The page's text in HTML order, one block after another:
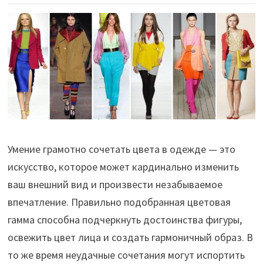
Умение грамотно сочетать цвета в одежде — это
искусство, которое может кардинально изменить
ваш внешний вид и произвести незабываемое
впечатление. Правильно подобранная цветовая
гамма способна подчеркнуть достоинства фигуры,
освежить цвет лица и создать гармоничный образ. В
то же время неудачные сочетания могут испортить